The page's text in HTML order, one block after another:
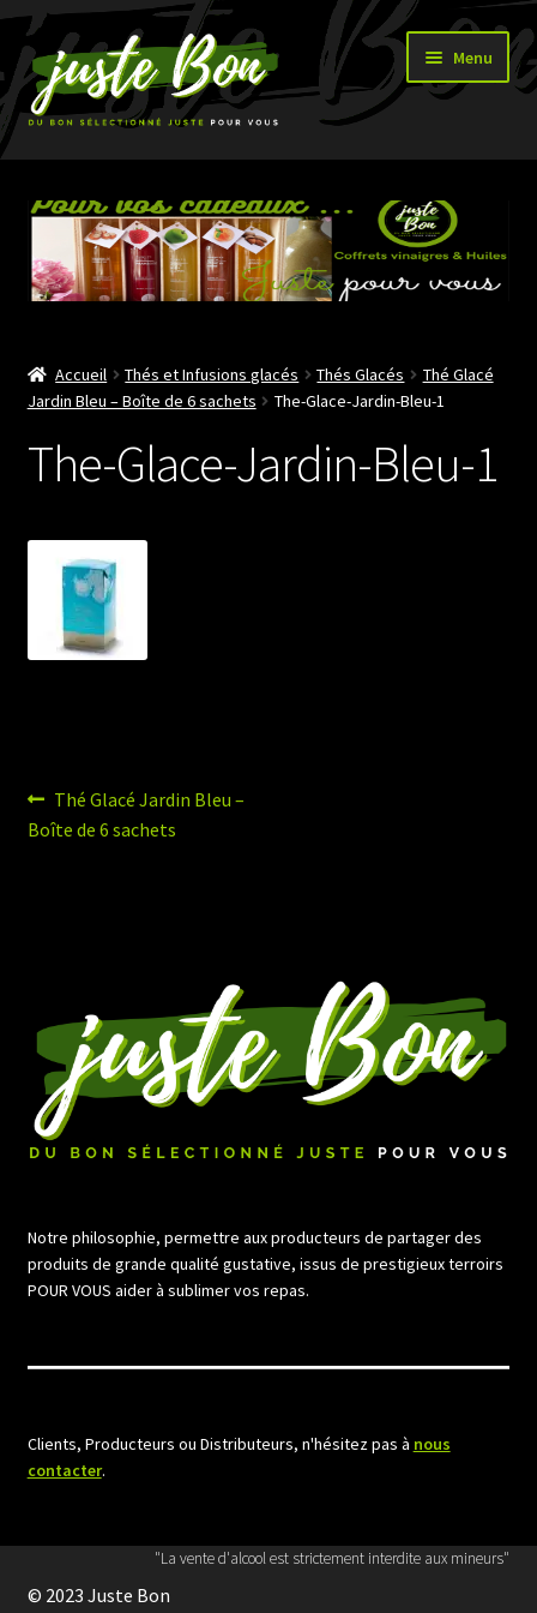
Aller
à
la
navigation
Aller
au
contenu
Menu
Accueil
Boutique
le
menu
Accueil Thés et Infusions glacés Thés Glacés
Thé Glacé
Jardin Bleu – Boîte de 6 sachets
The-Glace-Jardin-Bleu-1
The-Glace-Jardin-Bleu-1
Navigation
de
Article
précédent :
Thé Glacé Jardin Bleu –
Boîte de 6 sachets
Notre philosophie, permettre aux producteurs de partager des
produits de grande qualité gustative, issus de prestigieux terroirs
POUR VOUS aider à sublimer vos repas.
Clients, Producteurs ou Distributeurs, n'hésitez pas à nous
contacter.
"La vente d'alcool est strictement interdite aux mineurs"
© 2023 Juste Bon